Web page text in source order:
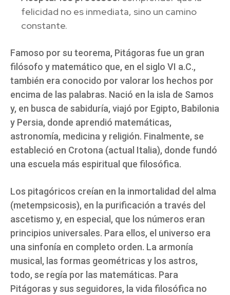
felicidad no es inmediata, sino un camino
constante.
Famoso por su teorema, Pitágoras fue un gran
filósofo y matemático que, en el siglo VI a.C.,
también era conocido por valorar los hechos por
encima de las palabras. Nació en la isla de Samos
y, en busca de sabiduría, viajó por Egipto, Babilonia
y Persia, donde aprendió matemáticas,
astronomía, medicina y religión. Finalmente, se
estableció en Crotona (actual Italia), donde fundó
una escuela más espiritual que filosófica.
Los pitagóricos creían en la inmortalidad del alma
(metempsicosis), en la purificación a través del
ascetismo y, en especial, que los números eran
principios universales. Para ellos, el universo era
una sinfonía en completo orden. La armonía
musical, las formas geométricas y los astros,
todo, se regía por las matemáticas. Para
Pitágoras y sus seguidores, la vida filosófica no